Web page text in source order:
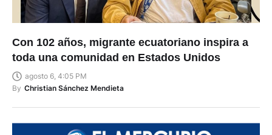
Con 102 años, migrante ecuatoriano inspira a
toda una comunidad en Estados Unidos
agosto 6, 4:05 PM
By Christian Sánchez Mendieta